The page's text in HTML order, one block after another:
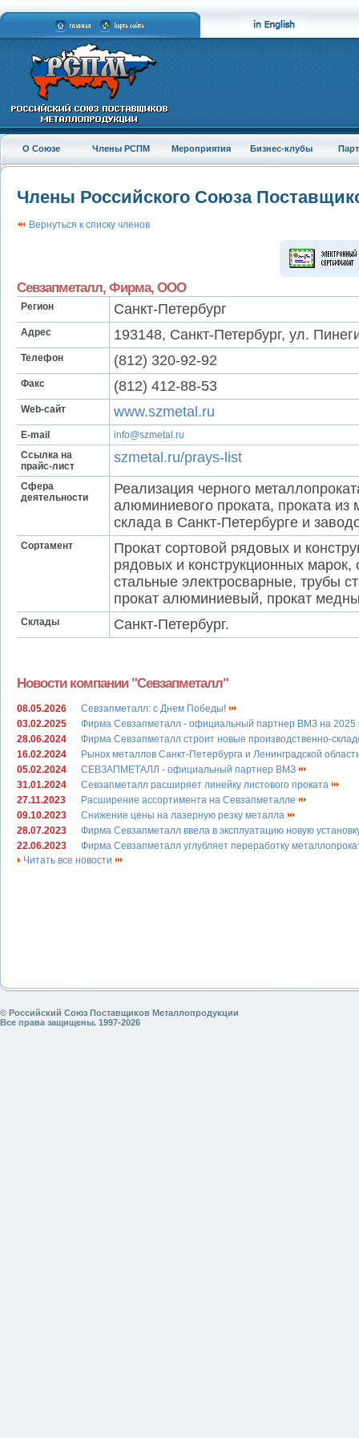
О Союзе Члены РСПМ Мероприятия Бизнес-клубы
Члены Российского Союза
Вернуться к списку членов
Севзапметалл, Фирма, ООО
Регион Санкт-Петербург
Адрес 193148, Санкт-Петербург, ул.
Телефон (812) 320-92-92
Факс (812) 412-88-53
Web-сайт www.szmetal.ru
E-mail
info@szmetal.ru
Ссылка на
прайс-лист
szmetal.ru/prays-list
Сфера
деятельности
Реализация черного
алюминиевого проката, проката
склада в Санкт-Петербурге и
Сортамент
Прокат сортовой рядовых и
рядовых и конструкционных
стальные электросварные, трубы
прокат алюминиевый, прокат
Склады Санкт-Петербург.
Новости компании "Севзапметалл"
08.05.2026
Севзапметалл: с Днем Победы!
03.02.2025
Фирма Севзапметалл - официальный партнер ВМЗ на 2025
28.06.2024
Фирма Севзапметалл строит новые производственно-
16.02.2024
Рынок металлов Санкт-Петербурга и Ленинградской
05.02.2024
СЕВЗАПМЕТАЛЛ - официальный партнер ВМЗ
31.01.2024
Севзапметалл расширяет линейку листового проката
27.11.2023
Расширение ассортимента на Севзапметалле
09.10.2023
Снижение цены на лазерную резку металла
28.07.2023
Фирма Севзапметалл ввела в эксплуатацию новую
22.06.2023
Фирма Севзапметалл углубляет переработку
Читать все новости
© Российский Союз Поставщиков Металлопродукции
Все права защищены. 1997-2026